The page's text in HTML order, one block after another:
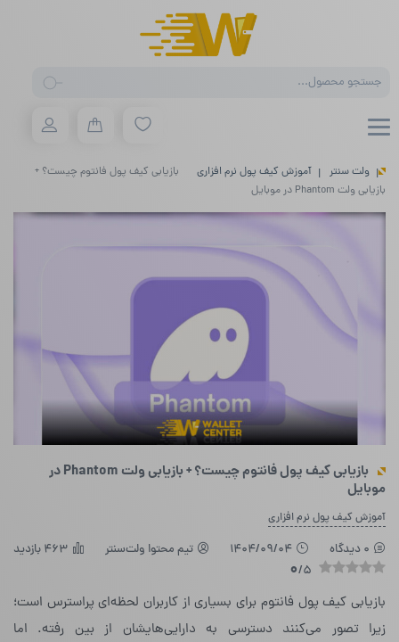
search
ولت سنتر آموزش کیف پول نرم افزاری
بازیابی کیف پول فانتوم چیست؟ +
بازیابی ولت Phantom در موبایل
بازیابی کیف پول فانتوم چیست؟ + بازیابی ولت Phantom در
موبایل
آموزش کیف پول نرم افزاری
0 دیدگاه 1404/09/04 تیم محتوا ولت‌سنتر 463 بازدید
0/5
بازیابی کیف پول فانتوم برای بسیاری از کاربران لحظه‌ای پراسترس است؛
زیرا تصور می‌کنند دسترسی به دارایی‌هایشان از بین رفته. اما